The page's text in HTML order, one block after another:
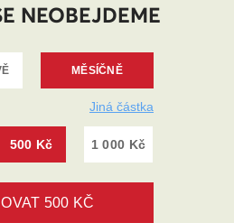
NEOBEJDEME